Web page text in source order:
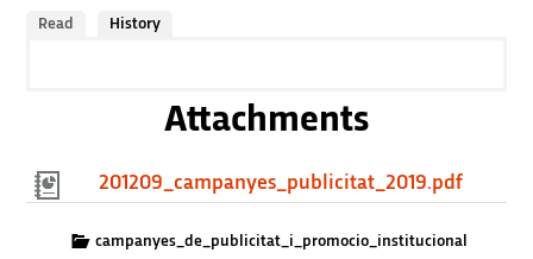
Read History
Attachments
201209_campanyes_publicitat_2019.pdf
campanyes_de_publicitat_i_promocio_institucional